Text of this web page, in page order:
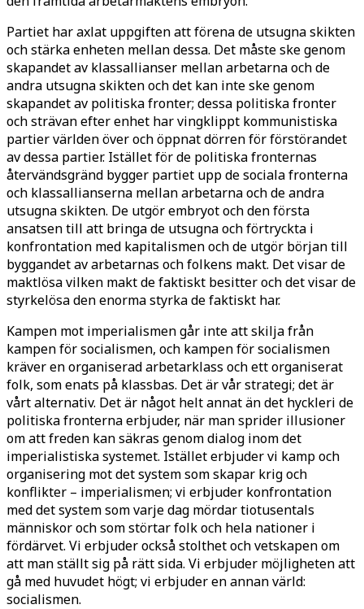
Partiet har axlat uppgiften att förena de utsugna skikten
och stärka enheten mellan dessa. Det måste ske genom
skapandet av klassallianser mellan arbetarna och de
andra utsugna skikten och det kan inte ske genom
skapandet av politiska fronter; dessa politiska fronter
och strävan efter enhet har vingklippt kommunistiska
partier världen över och öppnat dörren för förstörandet
av dessa partier. Istället för de politiska fronternas
återvändsgränd bygger partiet upp de sociala fronterna
och klassallianserna mellan arbetarna och de andra
utsugna skikten. De utgör embryot och den första
ansatsen till att bringa de utsugna och förtryckta i
konfrontation med kapitalismen och de utgör början till
byggandet av arbetarnas och folkens makt. Det visar de
maktlösa vilken makt de faktiskt besitter och det visar de
styrkelösa den enorma styrka de faktiskt har.
Kampen mot imperialismen går inte att skilja från
kampen för socialismen, och kampen för socialismen
kräver en organiserad arbetarklass och ett organiserat
folk, som enats på klassbas. Det är vår strategi; det är
vårt alternativ. Det är något helt annat än det hyckleri de
politiska fronterna erbjuder, när man sprider illusioner
om att freden kan säkras genom dialog inom det
imperialistiska systemet. Istället erbjuder vi kamp och
organisering mot det system som skapar krig och
konflikter – imperialismen; vi erbjuder konfrontation
med det system som varje dag mördar tiotusentals
människor och som störtar folk och hela nationer i
fördärvet. Vi erbjuder också stolthet och vetskapen om
att man ställt sig på rätt sida. Vi erbjuder möjligheten att
gå med huvudet högt; vi erbjuder en annan värld:
socialismen.